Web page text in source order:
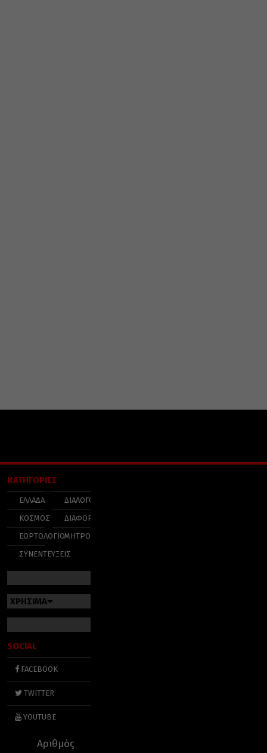
ΚΑΤΗΓΟΡΙΕΣ
ΕΛΛΑΔΑ
ΚΟΣΜΟΣ
ΕΟΡΤΟΛΟΓΙΟ
ΣΥΝΕΝΤΕΥΞΕΙΣ
ΔΙΑΛΟΓΟΣ
ΔΙΑΦΟΡΑ
ΜΗΤΡΟΠΟΛΕΙΣ
ΧΡΗΣΙΜΑ
SOCIAL
FACEBOOK
TWITTER
YOUTUBE
Αριθμός